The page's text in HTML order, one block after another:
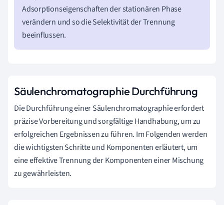
Adsorptionseigenschaften der stationären Phase
verändern und so die Selektivität der Trennung
beeinflussen.
Säulenchromatographie Durchführung
Die Durchführung einer Säulenchromatographie erfordert
präzise Vorbereitung und sorgfältige Handhabung, um zu
erfolgreichen Ergebnissen zu führen. Im Folgenden werden
die wichtigsten Schritte und Komponenten erläutert, um
eine effektive Trennung der Komponenten einer Mischung
zu gewährleisten.